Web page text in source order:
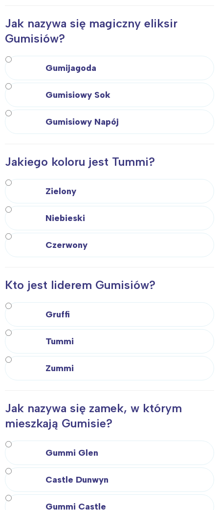
Jak nazywa się magiczny eliksir
Gumisiów?
Gumijagoda
Gumisiowy Sok
Gumisiowy Napój
Jakiego koloru jest Tummi?
Zielony
Niebieski
Czerwony
Kto jest liderem Gumisiów?
Gruffi
Tummi
Zummi
Jak nazywa się zamek, w którym
mieszkają Gumisie?
Gummi Glen
Castle Dunwyn
Gummi Castle